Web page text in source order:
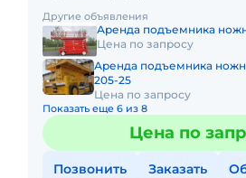
питания: Дизель + Э
Другие объявления
Аренда подъемника
Цена по запросу
Аренда подъемника
205-25
Цена по запросу
Показать еще 6 из 8
Цена по
Позвонить Заказать